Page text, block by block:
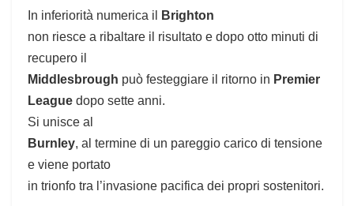
In inferiorità numerica il
Brighton
non riesce a ribaltare il risultato e dopo otto minuti di
recupero il
Middlesbrough può festeggiare il ritorno in Premier
League dopo sette anni.
Si unisce al
Burnley, al termine di un pareggio carico di tensione
e viene portato
in trionfo tra l’invasione pacifica dei propri sostenitori.